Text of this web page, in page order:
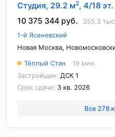
Студия, 29.2 м2, 4/18 эт.
10 375 344 руб.
355.3
1-й Ясеневский
Новая Москва,
Тёплый Стан
19 мин.
Застройщик: ДСК 1
Срок сдачи: 3 кв. 2026
Все 278